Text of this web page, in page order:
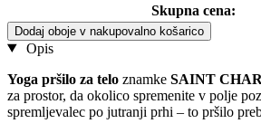
Skupna cena:
Dodaj oboje v nakupovalno košarico
Opis
Yoga pršilo za telo znamke SAINT
za prostor, da okolico spremenite v polje
spremljevalec po jutranji prhi – to pršilo